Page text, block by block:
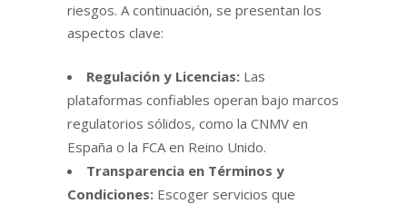
riesgos. A continuación, se presentan los
aspectos clave:
Regulación y Licencias: Las
plataformas confiables operan bajo marcos
regulatorios sólidos, como la CNMV en
España o la FCA en Reino Unido.
Transparencia en Términos y
Condiciones: Escoger servicios que